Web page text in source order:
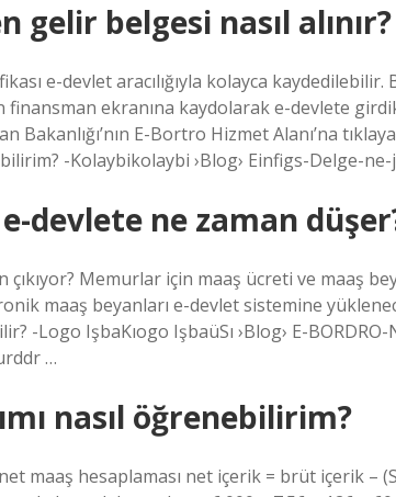
gelir belgesi nasıl alınır?
e-devlet aracılığıyla kolayca kaydedilebilir.
finansman ekranına kaydolarak e-devlete
Bakanlığı’nın E-Bortro Hizmet Alanı’na
-Kolaybikolaybi ›Blog› Einfigs-Delge-
devlete ne zaman
Memurlar için maaş ücreti ve maaş
maaş beyanları e-devlet sistemine
-Logo IşbaKıogo IşbaüSı ›Blog› E-BORDRO-
…
nasıl öğrenebilirim?
maaş hesaplaması net içerik = brüt içerik –